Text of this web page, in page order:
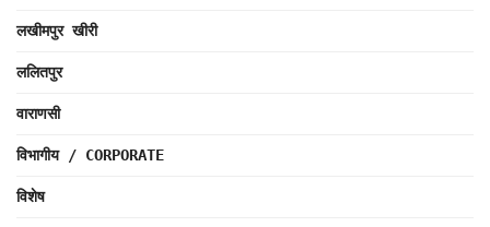
लखीमपुर खीरी
ललितपुर
वाराणसी
विभागीय / CORPORATE
विशेष